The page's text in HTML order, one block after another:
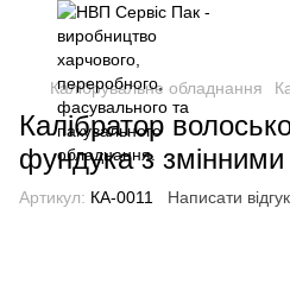
Калібрувальне обладнання
Калібратор
фундука з
Артикул: КА-0011 Написати відгук